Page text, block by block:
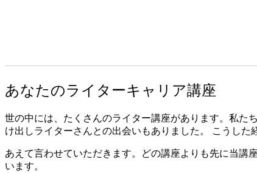
あなたのライターキャリア講座
世の中には、たくさんのライター講座があります。私た
け出しライターさんとの出会いもありました。 こうした
あえて言わせていただきます。どの講座よりも先に当講
います。